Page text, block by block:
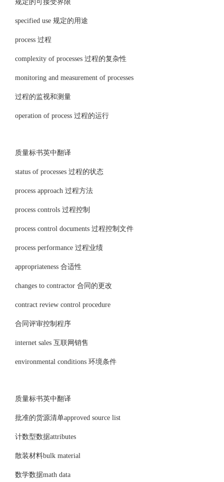
规定的可接受界限
specified use 规定的用途
process 过程
complexity of processes 过程的复杂性
monitoring and measurement of processes
过程的监视和测量
operation of process 过程的运行
质量标书英中翻译
status of processes 过程的状态
process approach 过程方法
process controls 过程控制
process control documents 过程控制文件
process performance 过程业绩
appropriateness 合适性
changes to contractor 合同的更改
contract review control procedure
合同评审控制程序
internet sales 互联网销售
environmental conditions 环境条件
质量标书英中翻译
批准的货源清单approved source list
计数型数据attributes
散装材料bulk material
数学数据math data